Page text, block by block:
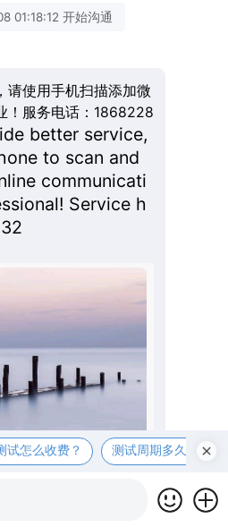
01:18:12 开始沟通
请使用手机扫描添加微
！服务电话：1868228
better service,
to scan and
communicati
Service h
试怎么收费？ 测试周期多久？